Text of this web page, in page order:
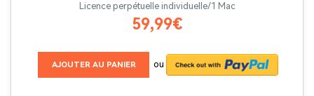
Licence perpétuelle individuelle/1 Mac
59,99€
AJOUTER AU PANIER ou